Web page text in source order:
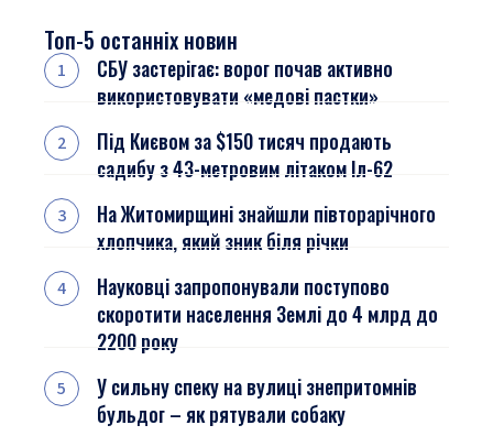
Топ-5 останніх новин
СБУ застерігає: ворог почав активно
використовувати «медові пастки»
Під Києвом за $150 тисяч продають
садибу з 43-метровим літаком Іл-62
На Житомирщині знайшли півторарічного
хлопчика, який зник біля річки
Науковці запропонували поступово
скоротити населення Землі до 4 млрд до
2200 року
У сильну спеку на вулиці знепритомнів
бульдог – як рятували собаку